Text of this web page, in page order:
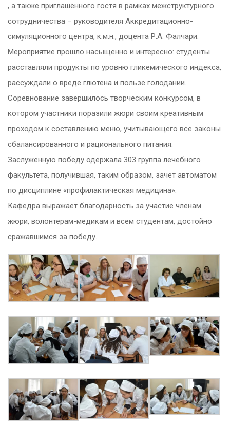
, а также приглашённого гостя в рамках межструктурного
сотрудничества – руководителя Аккредитационно-
симуляционного центра, к.м.н., доцента Р.А. Фалчари.
Мероприятие прошло насыщенно и интересно: студенты
расставляли продукты по уровню гликемического индекса,
рассуждали о вреде глютена и пользе голодании.
Соревнование завершилось творческим конкурсом, в
котором участники поразили жюри своим креативным
проходом к составлению меню, учитывающего все законы
сбалансированного и рационального питания.
Заслуженную победу одержала 303 группа лечебного
факультета, получившая, таким образом, зачет автоматом
по дисциплине «профилактическая медицина».
Кафедра выражает благодарность за участие членам
жюри, волонтерам-медикам и всем студентам, достойно
сражавшимся за победу.